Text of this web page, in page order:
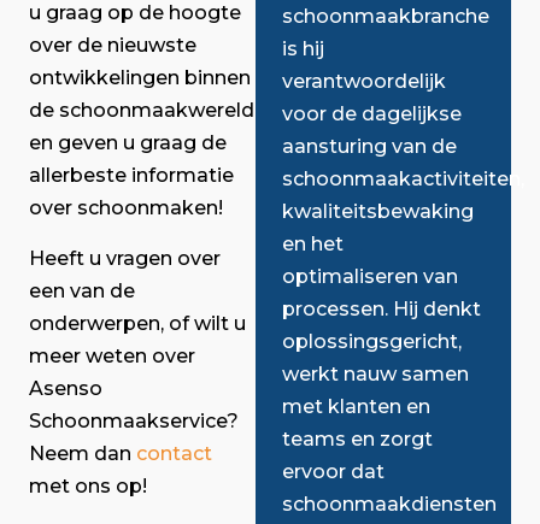
u graag op de hoogte
over de nieuwste
ontwikkelingen binnen
de schoonmaakwereld
en geven u graag de
allerbeste informatie
over schoonmaken!
Heeft u vragen over
een van de
onderwerpen, of wilt u
meer weten over
Asenso
Schoonmaakservice?
Neem dan contact
met ons op!
schoonmaakbranche
is hij
verantwoordelijk
voor de dagelijkse
aansturing van de
schoonmaakactiviteiten,
kwaliteitsbewaking
en het
optimaliseren van
processen. Hij denkt
oplossingsgericht,
werkt nauw samen
met klanten en
teams en zorgt
ervoor dat
schoonmaakdiensten